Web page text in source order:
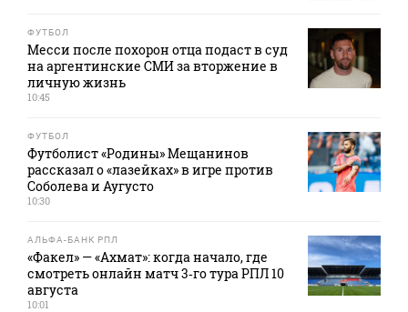
ФУТБОЛ
Месси после похорон отца подаст в суд
на аргентинские СМИ за вторжение в
личную жизнь
10:45
ФУТБОЛ
Футболист «Родины» Мещанинов
рассказал о «лазейках» в игре против
Соболева и Аугусто
10:30
АЛЬФА-БАНК РПЛ
«Факел» — «Ахмат»: когда начало, где
смотреть онлайн матч 3‑го тура РПЛ 10
августа
10:01